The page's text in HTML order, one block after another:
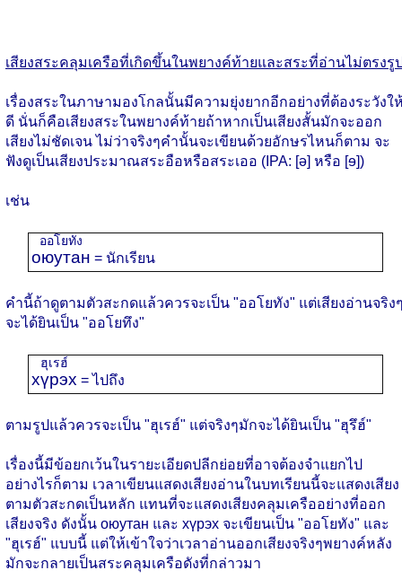
เสียงสระคลุมเครือที่เกิดขึ้นในพยางค์ท้ายและสระที่อ่านไม่ตรงรู
เรื่องสระในภาษามองโกลนั้นมีความยุ่งยากอีกอย่างที่ต้องระวังใ
ดี นั่นก็คือเสียงสระในพยางค์ท้ายถ้าหากเป็นเสียงสั้นมักจะออก
เสียงไม่ชัดเจน ไม่ว่าจริงๆคำนั้นจะเขียนด้วยอักษรไหนก็ตาม จะ
ฟังดูเป็นเสียงประมาณสระอือหรือสระเออ (IPA: [ə] หรือ [ɘ])
เช่น
оюутан
ออโยทัง
= นักเรียน
คำนี้ถ้าดูตามตัวสะกดแล้วควรจะเป็น "ออโยทัง" แต่เสียงอ่านจริง
จะได้ยินเป็น "ออโยทึง"
хүрэх
ฮุเรฮ์
= ไปถึง
ตามรูปแล้วควรจะเป็น "ฮุเรฮ์" แต่จริงๆมักจะได้ยินเป็น "ฮุรึฮ์"
เรื่องนี้มีข้อยกเว้นในรายะเอียดปลีกย่อยที่อาจต้องจำแยกไป
อย่างไรก็ตาม เวลาเขียนแสดงเสียงอ่านในบทเรียนนี้จะแสดงเสียง
ตามตัวสะกดเป็นหลัก แทนที่จะแสดงเสียงคลุมเครืออย่างที่ออก
เสียงจริง ดังนั้น оюутан และ хүрэх จะเขียนเป็น "ออโยทัง" และ
"ฮุเรฮ์" แบบนี้ แต่ให้เข้าใจว่าเวลาอ่านออกเสียงจริงๆพยางค์หลัง
มักจะกลายเป็นสระคลุมเครือดังที่กล่าวมา